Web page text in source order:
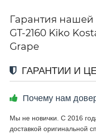
Гарантия нашей
GT-2160 Kiko
Grape
ГАРАНТИИ И
Почему нам
Мы не новички. С 2016
доставкой оригинальной